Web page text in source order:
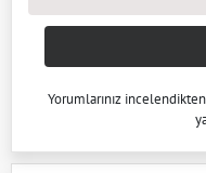
Yorumlarınız